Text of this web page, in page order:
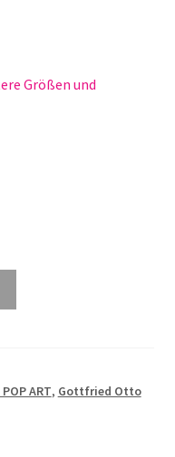
Größen und
ART, Gottfried Otto